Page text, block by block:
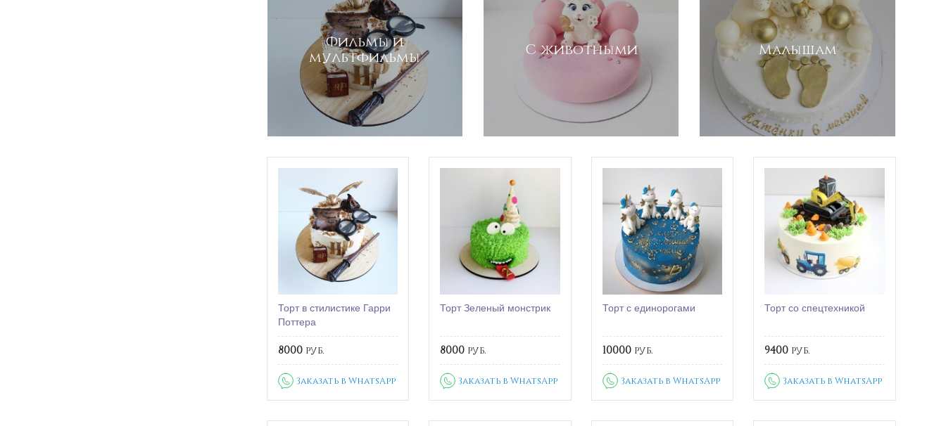
Фильмы и
мультфильмы
С животными Малышам
Торт в стилистике Гарри
Поттера
8000руб.
Заказать в WhatsApp
Торт Зеленый монстрик
8000 руб.
Заказать в WhatsApp
Торт с единорогами
10000руб.
Заказать в WhatsApp
Торт со спецтехникой
9400 руб.
Заказать в WhatsApp